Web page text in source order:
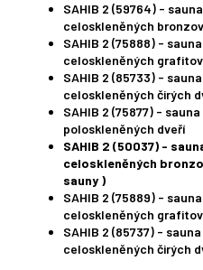
SAHIB 2 (59764) -
celoskleněných
SAHIB 2 (75888) -
celoskleněných
SAHIB 2 (85733) -
celoskleněných čirých
SAHIB 2 (75877) -
poloskleněných dveří
SAHIB 2 (50037) -
celoskleněných
sauny )
SAHIB 2 (75889) -
celoskleněných
SAHIB 2 (85737) -
celoskleněných čirých